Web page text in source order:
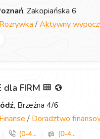
, Zakopiańska 6
Rozrywka /Aktywny
dla FIRM
, Brzeźna 4/6
Finanse / Doradztwo
(0-4... (0-4...